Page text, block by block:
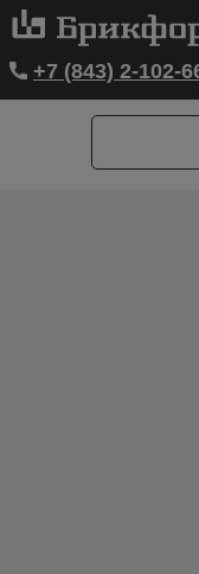
+7 (843) 2-102-666